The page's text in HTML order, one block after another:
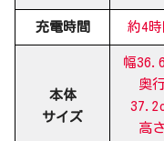
充電時間 約4時
本体
サイズ
幅
奥
高さ